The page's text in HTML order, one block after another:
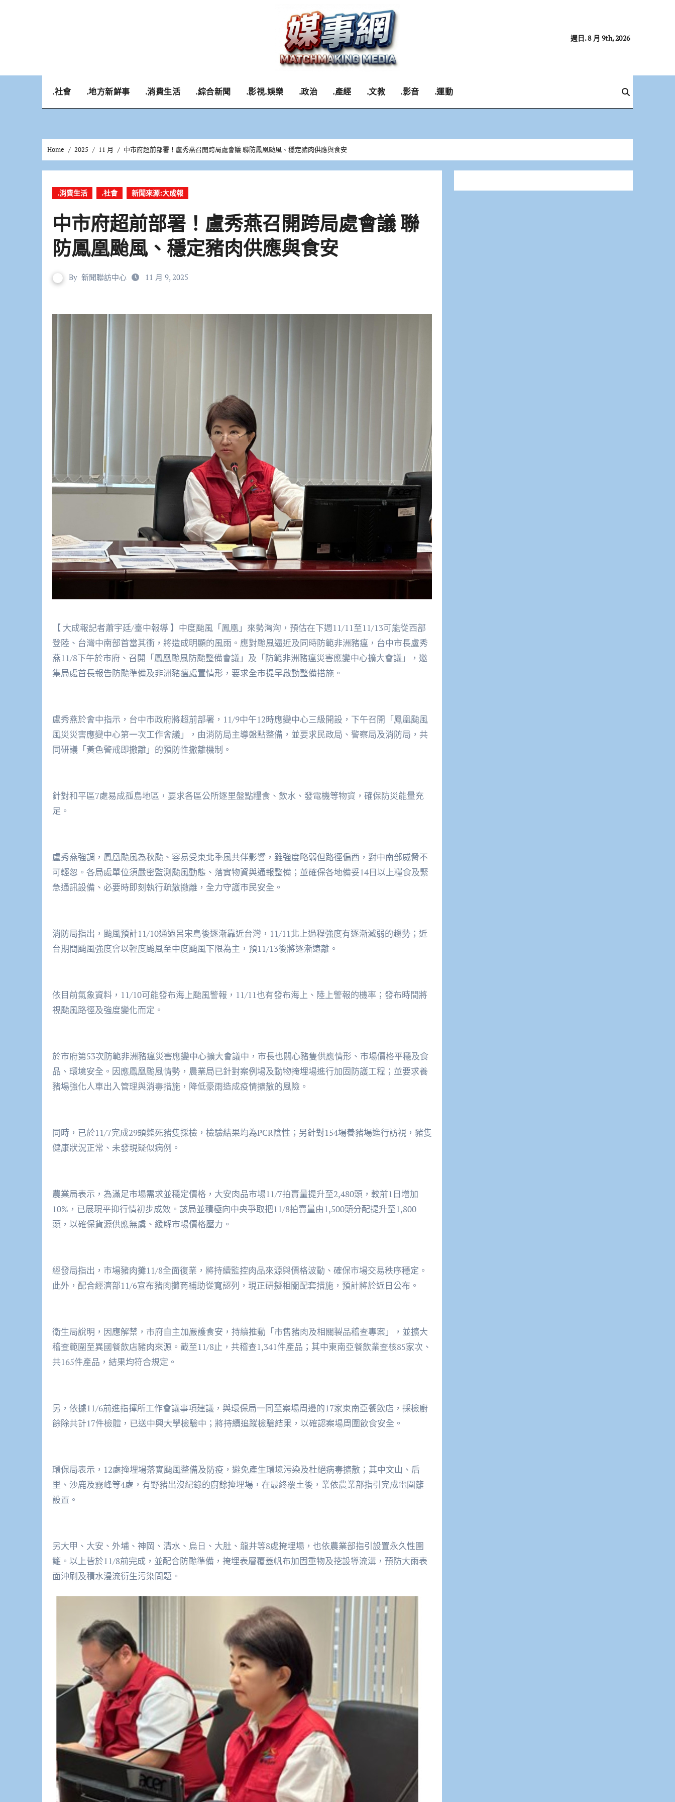
週日. 8 月 9th, 2026
.社會 .地方新鮮事 .消費生活 .綜合新聞 .影視.娛樂 .政治 .產經 .文教 .影音 .運動
Home 2025 11 月 中市府超前部署！盧秀燕召開跨局處會議 聯防鳳凰颱風、穩定豬肉供應與食安
.消費生活 .社會 新聞來源:大成報
中市府超前部署！盧秀燕召開跨局處會議 聯
防鳳凰颱風、穩定豬肉供應與食安
By 新聞聯訪中心 11 月 9, 2025
【 大成報記者蕭宇廷/臺中報導 】中度颱風「鳳凰」來勢洶洶，預估在下週11/11至11/13可能從西部
登陸、台灣中南部首當其衝，將造成明顯的風雨。應對颱風逼近及同時防範非洲豬瘟，台中市長盧秀
燕11/8下午於市府、召開「鳳凰颱風防颱整備會議」及「防範非洲豬瘟災害應變中心擴大會議」，邀
集局處首長報告防颱準備及非洲豬瘟處置情形，要求全市提早啟動整備措施。
盧秀燕於會中指示，台中市政府將超前部署，11/9中午12時應變中心三級開設，下午召開「鳳凰颱風
風災災害應變中心第一次工作會議」，由消防局主導盤點整備，並要求民政局、警察局及消防局，共
同研議「黃色警戒即撤離」的預防性撤離機制。
針對和平區7處易成孤島地區，要求各區公所逐里盤點糧食、飲水、發電機等物資，確保防災能量充
足。
盧秀燕強調，鳳凰颱風為秋颱、容易受東北季風共伴影響，雖強度略弱但路徑偏西，對中南部威脅不
可輕忽。各局處單位須嚴密監測颱風動態、落實物資與通報整備；並確保各地備妥14日以上糧食及緊
急通訊設備、必要時即刻執行疏散撤離，全力守護市民安全。
消防局指出，颱風預計11/10通過呂宋島後逐漸靠近台灣，11/11北上過程強度有逐漸減弱的趨勢；近
台期間颱風強度會以輕度颱風至中度颱風下限為主，預11/13後將逐漸遠離。
依目前氣象資料，11/10可能發布海上颱風警報，11/11也有發布海上、陸上警報的機率；發布時間將
視颱風路徑及強度變化而定。
於市府第53次防範非洲豬瘟災害應變中心擴大會議中，市長也關心豬隻供應情形、市場價格平穩及食
品、環境安全。因應鳳凰颱風情勢，農業局已針對案例場及動物掩埋場進行加固防護工程；並要求養
豬場強化人車出入管理與消毒措施，降低豪雨造成疫情擴散的風險。
同時，已於11/7完成29頭斃死豬隻採檢，檢驗結果均為PCR陰性；另針對154場養豬場進行訪視，豬隻
健康狀況正常、未發現疑似病例。
農業局表示，為滿足市場需求並穩定價格，大安肉品市場11/7拍賣量提升至2,480頭，較前1日增加
10%，已展現平抑行情初步成效。該局並積極向中央爭取把11/8拍賣量由1,500頭分配提升至1,800
頭，以確保貨源供應無虞、緩解市場價格壓力。
經發局指出，市場豬肉攤11/8全面復業，將持續監控肉品來源與價格波動、確保市場交易秩序穩定。
此外，配合經濟部11/6宣布豬肉攤商補助從寬認列，現正研擬相關配套措施，預計將於近日公布。
衛生局說明，因應解禁，市府自主加嚴護食安，持續推動「市售豬肉及相關製品稽查專案」，並擴大
稽查範圍至異國餐飲店豬肉來源。截至11/8止，共稽查1,341件產品；其中東南亞餐飲業查核85家次、
共165件產品，結果均符合規定。
另，依據11/6前進指揮所工作會議事項建議，與環保局一同至案場周邊的17家東南亞餐飲店，採檢廚
餘除共計17件檢體，已送中興大學檢驗中；將持續追蹤檢驗結果，以確認案場周圍飲食安全。
環保局表示，12處掩埋場落實颱風整備及防疫，避免產生環境污染及杜絕病毒擴散；其中文山、后
里、沙鹿及霧峰等4處，有野豬出沒紀錄的廚餘掩埋場，在最終覆土後，業依農業部指引完成電圍籬
設置。
另大甲、大安、外埔、神岡、清水、烏日、大肚、龍井等8處掩埋場，也依農業部指引設置永久性圍
籬。以上皆於11/8前完成，並配合防颱準備，掩埋表層覆蓋帆布加固重物及挖設導流溝，預防大雨表
面沖刷及積水漫流衍生污染問題。